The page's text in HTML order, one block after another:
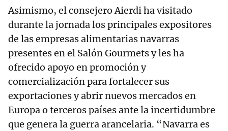
Asimismo, el consejero Aierdi ha visitado
durante la jornada los principales expositores
de las empresas alimentarias navarras
presentes en el Salón Gourmets y les ha
ofrecido apoyo en promoción y
comercialización para fortalecer sus
exportaciones y abrir nuevos mercados en
Europa o terceros países ante la incertidumbre
que genera la guerra arancelaria. “Navarra es